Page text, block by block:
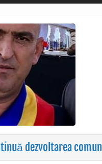
dezvoltarea